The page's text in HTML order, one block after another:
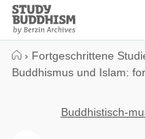
Close
Study
Buddhism
› Fortgeschrittene
Buddhismus und Islam:
Buddhistisch-